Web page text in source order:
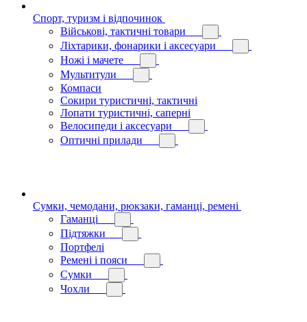
Спорт, туризм і відпочинок
Військові, тактичні товари
Ліхтарики, фонарики і аксесуари
Ножі і мачете
Мультитули
Компаси
Сокири туристичні, тактичні
Лопати туристичні, саперні
Велосипеди і аксесуари
Оптичні прилади
Сумки, чемодани, рюкзаки, гаманці, ремені
Гаманці
Підтяжки
Портфелі
Ремені і пояси
Сумки
Чохли